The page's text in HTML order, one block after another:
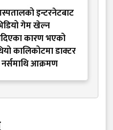
इन्टरनेटबाट
गेम खेल्न
कारण भएको
कालिकोटमा डाक्टर
आक्रमण